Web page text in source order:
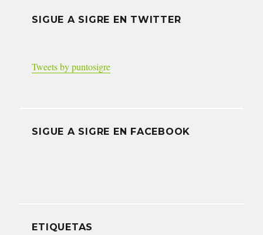
SIGUE A SIGRE EN TWITTER
Tweets by puntosigre
SIGUE A SIGRE EN FACEBOOK
ETIQUETAS